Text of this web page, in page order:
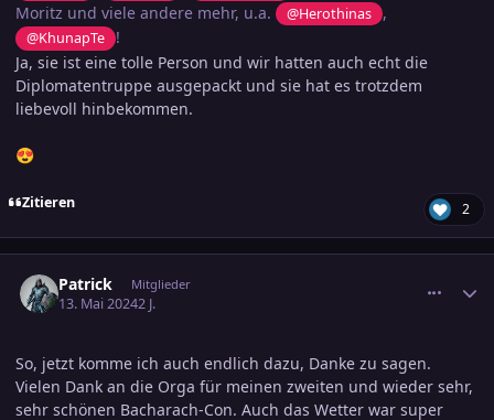
Moritz und viele andere mehr, u.a.
@Herothinas ,
@KhunapTe
!
Ja, sie ist eine tolle Person und wir hatten auch echt die
Diplomatentruppe ausgepackt und sie hat es trotzdem
liebevoll hinbekommen.
😍
Zitieren 2
Patrick Mitglieder
13. Mai 20242 J.
So, jetzt komme ich auch endlich dazu, Danke zu sagen.
Vielen Dank an die Orga für meinen zweiten und wieder sehr,
sehr schönen Bacharach-Con. Auch das Wetter war super